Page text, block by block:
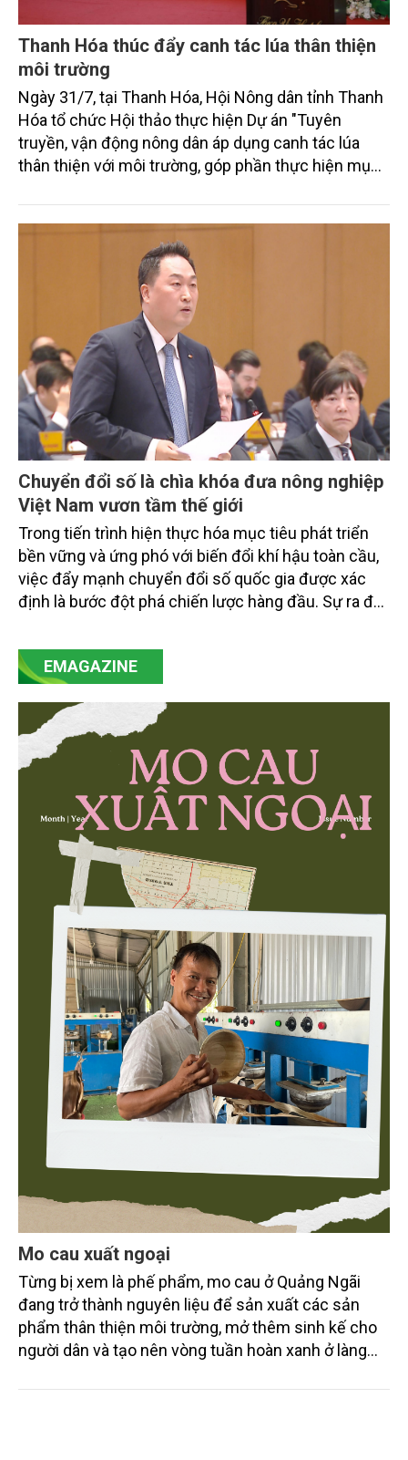
Thanh Hóa thúc đẩy canh tác lúa thân thiện
môi trường
Ngày 31/7, tại Thanh Hóa, Hội Nông dân tỉnh Thanh
Hóa tổ chức Hội thảo thực hiện Dự án "Tuyên
truyền, vận động nông dân áp dụng canh tác lúa
thân thiện với môi trường, góp phần thực hiện mục
trình thu hút sự tham gia của đông đảo đại biểu đến
từ các cơ quan quản lý nhà nước, đơn vị nghiên cứu,
doanh nghiệp, hợp tác xã và nông dân đang trực
tiếp triển khai mô hình sản xuất lúa phát thải thấp.
Chuyển đổi số là chìa khóa đưa nông nghiệp
Việt Nam vươn tầm thế giới
Trong tiến trình hiện thực hóa mục tiêu phát triển
bền vững và ứng phó với biến đổi khí hậu toàn cầu,
việc đẩy mạnh chuyển đổi số quốc gia được xác
định là bước đột phá chiến lược hàng đầu. Sự ra đời
mạnh mẽ, thúc đẩy quá trình cải cách toàn diện,
minh bạch hóa chuỗi cung ứng và nâng cao hiệu
then chốt là nông nghiệp và môi trường.
EMAGAZINE
Mo cau xuất ngoại
Từng bị xem là phế phẩm, mo cau ở Quảng Ngãi
đang trở thành nguyên liệu để sản xuất các sản
phẩm thân thiện môi trường, mở thêm sinh kế cho
người dân và tạo nên vòng tuần hoàn xanh ở làng
chén, dĩa... từ mo cau đã được thị trường trong nước